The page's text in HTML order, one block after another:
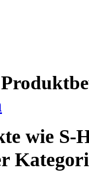
wie S-